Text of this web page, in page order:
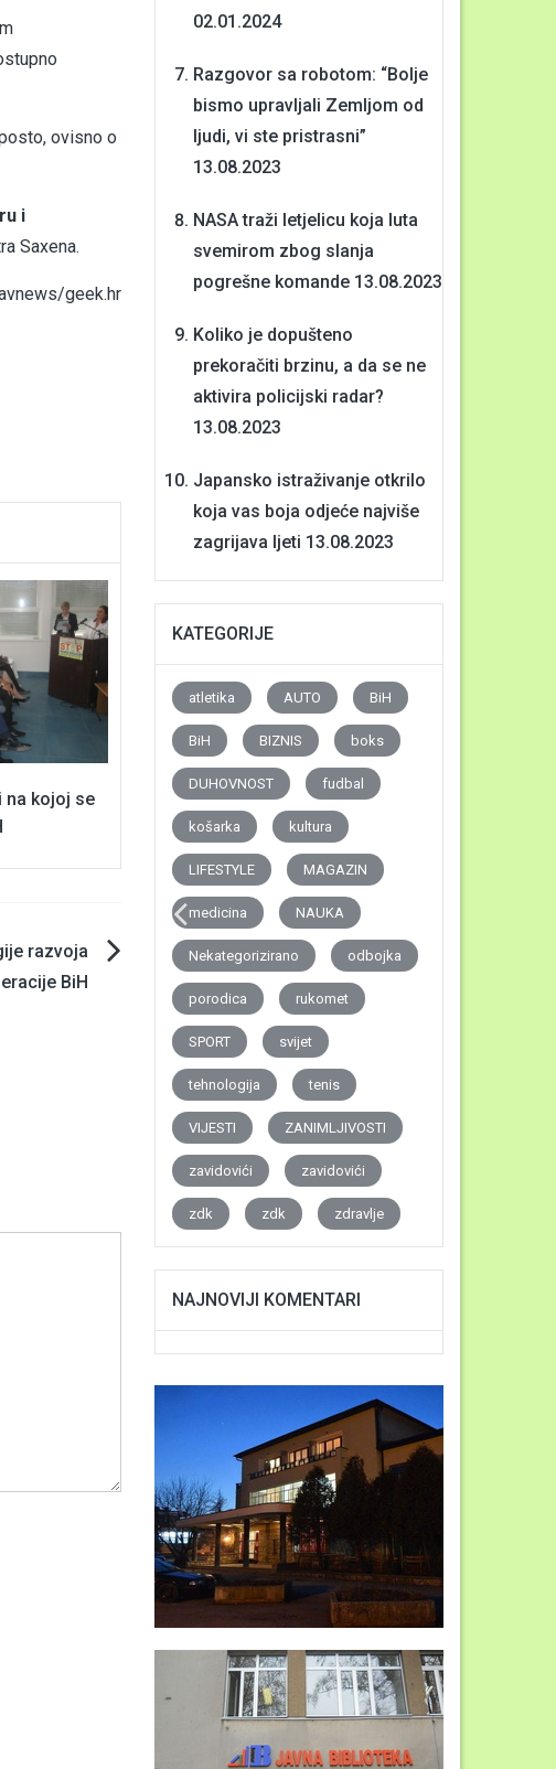
ovisno o
i
Saxena.
geek.hr
na kojoj se
razvoja
BiH
02.01.2024
Razgovor sa robotom: “Bolje
bismo upravljali Zemljom od
ljudi, vi ste pristrasni”
13.08.2023
NASA traži letjelicu koja luta
svemirom zbog slanja
pogrešne komande 13.08.2023
Koliko je dopušteno
prekoračiti brzinu, a da se ne
aktivira policijski radar?
13.08.2023
Japansko istraživanje otkrilo
koja vas boja odjeće najviše
zagrijava ljeti 13.08.2023
KATEGORIJE
atletika AUTO BiH
BiH BIZNIS boks
DUHOVNOST fudbal
košarka kultura
LIFESTYLE MAGAZIN
medicina NAUKA
Nekategorizirano odbojka
porodica rukomet
SPORT svijet
tehnologija tenis
VIJESTI ZANIMLJIVOSTI
zavidovići zavidovići
zdk zdk zdravlje
NAJNOVIJI KOMENTARI